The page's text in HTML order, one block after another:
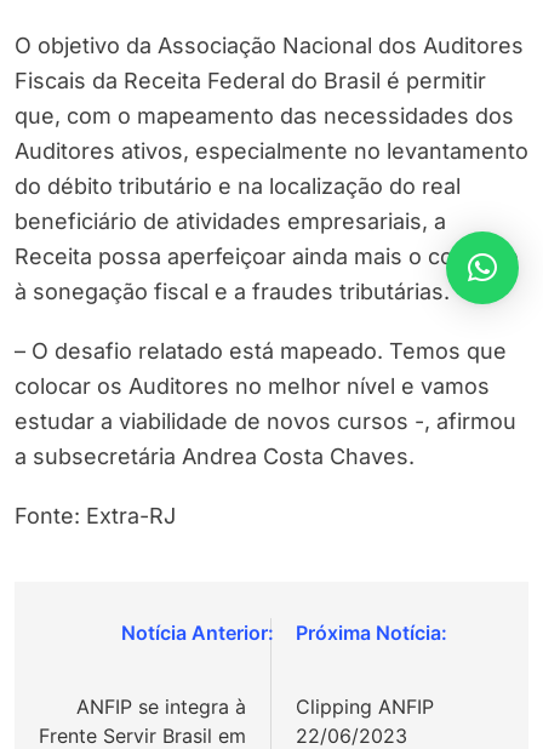
O objetivo da Associação Nacional dos Auditores
Fiscais da Receita Federal do Brasil é permitir
que, com o mapeamento das necessidades dos
Auditores ativos, especialmente no levantamento
do débito tributário e na localização do real
beneficiário de atividades empresariais, a
Receita possa aperfeiçoar ainda mais o combate
à sonegação fiscal e a fraudes tributárias.
– O desafio relatado está mapeado. Temos que
colocar os Auditores no melhor nível e vamos
estudar a viabilidade de novos cursos -, afirmou
a subsecretária Andrea Costa Chaves.
Fonte: Extra-RJ
Navegação
Post
ANFIP se integra à
Frente Servir Brasil em
Clipping ANFIP
22/06/2023